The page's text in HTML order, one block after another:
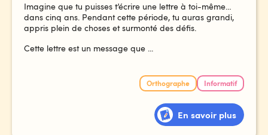
Imagine que tu puisses t’écrire une lettre à toi-même…
dans cinq ans. Pendant cette période, tu auras grandi,
appris plein de choses et surmonté des défis.
Cette lettre est un message que ...
Orthographe Informatif
En savoir plus